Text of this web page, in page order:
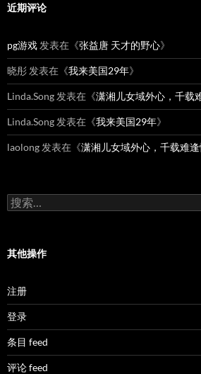
近期评论
pg游戏 发表在《张益唐 天才的野心》
晓彤 发表在《我来美国29年》
Linda.Song 发表在《潇湘儿女域外心，千载
Linda.Song 发表在《我来美国29年》
laolong 发表在《潇湘儿女域外心，千载难
搜
索：
其他操作
注册
登录
条目 feed
评论 feed